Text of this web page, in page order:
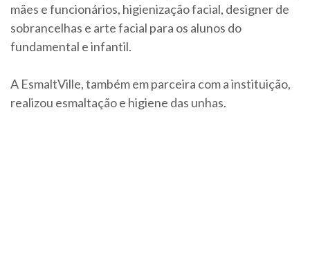
mães e funcionários, higienização facial, designer de
sobrancelhas e arte facial para os alunos do
fundamental e infantil.
A EsmaltVille, também em parceira com a instituição,
realizou esmaltação e higiene das unhas.